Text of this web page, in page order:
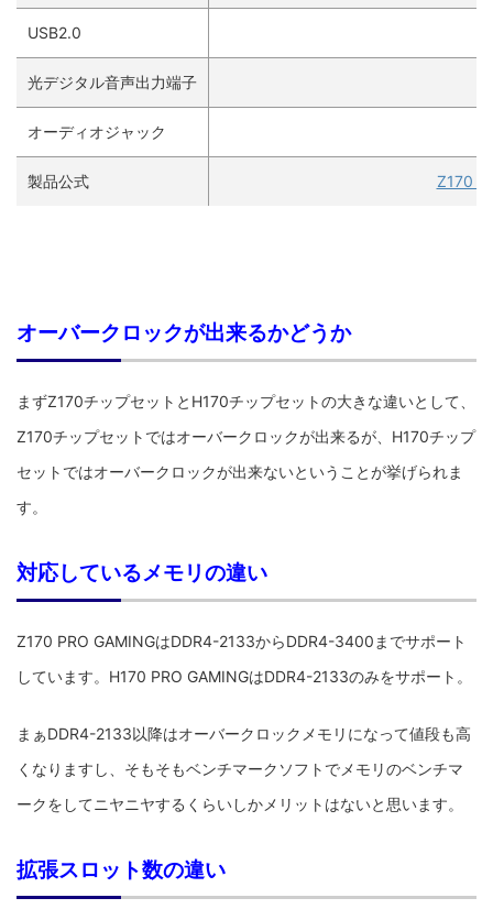
USB2.0
光デジタル音声出力端子
オーディオジャック
製品公式 Z170
オーバークロックが出来るかどうか
まずZ170チップセットとH170チップセットの大きな違いとして、
Z170チップセットではオーバークロックが出来るが、H170チップ
セットではオーバークロックが出来ないということが挙げられま
す。
対応しているメモリの違い
Z170 PRO GAMINGはDDR4-2133からDDR4-3400までサポート
しています。H170 PRO GAMINGはDDR4-2133のみをサポート。
まぁDDR4-2133以降はオーバークロックメモリになって値段も高
くなりますし、そもそもベンチマークソフトでメモリのベンチマ
ークをしてニヤニヤするくらいしかメリットはないと思います。
拡張スロット数の違い